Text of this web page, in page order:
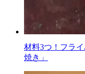
材料3つ！フラ
焼き」